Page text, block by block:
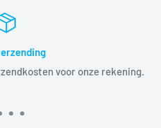
voor onze rekening.